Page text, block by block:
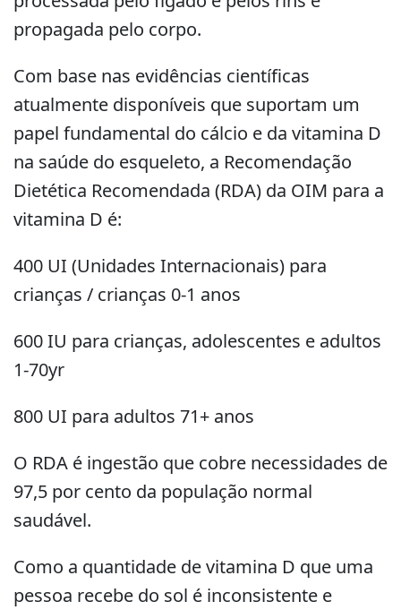
propagada pelo corpo.
Com base nas evidências científicas
atualmente disponíveis que suportam um
papel fundamental do cálcio e da vitamina D
na saúde do esqueleto, a Recomendação
Dietética Recomendada (RDA) da OIM para a
vitamina D é:
400 UI (Unidades Internacionais) para
crianças / crianças 0-1 anos
600 IU para crianças, adolescentes e adultos
1-70yr
800 UI para adultos 71+ anos
O RDA é ingestão que cobre necessidades de
97,5 por cento da população normal
saudável.
Como a quantidade de vitamina D que uma
pessoa recebe do sol é inconsistente e